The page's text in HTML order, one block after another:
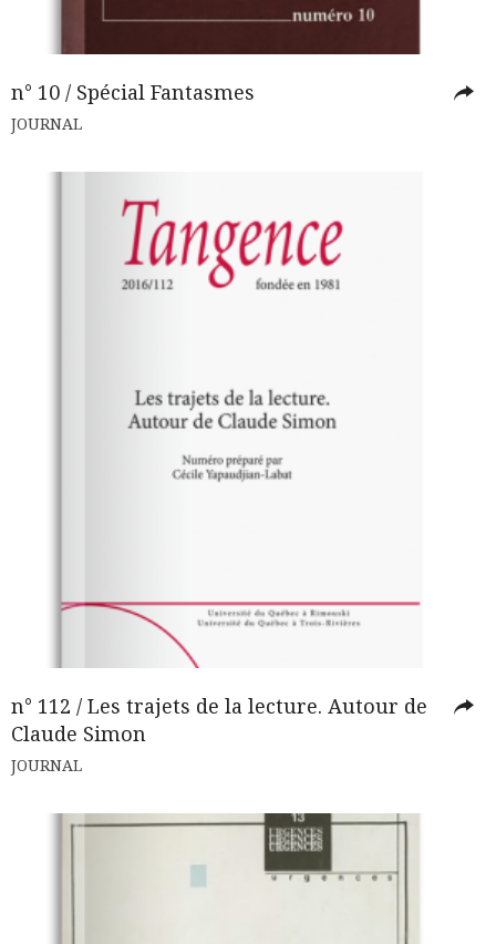
n° 10 / Spécial Fantasmes
JOURNAL
n° 112 / Les trajets de la lecture. Autour de
Claude Simon
JOURNAL